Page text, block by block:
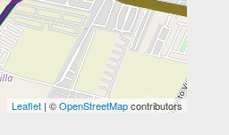
Leaflet | ©OpenStreetMapcontributors